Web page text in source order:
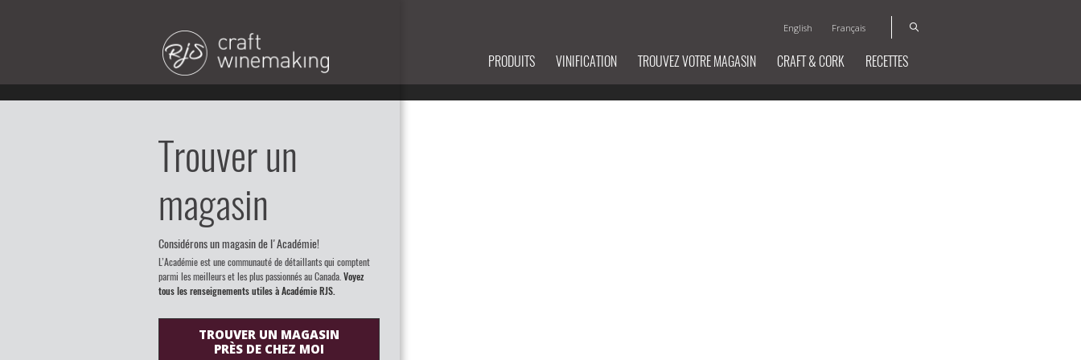
English Français
PRODUITS VINIFICATION TROUVEZ VOTRE MAGASIN CRAFT & CORK RECETTES
Trouver un
magasin
Considérons un magasin de l'Académie!
L’Académie est une communauté de détaillants qui comptent
parmi les meilleurs et les plus passionnés au Canada. Voyez
tous les renseignements utiles à Académie RJS.
TROUVER UN MAGASIN
PRÈS DE CHEZ MOI